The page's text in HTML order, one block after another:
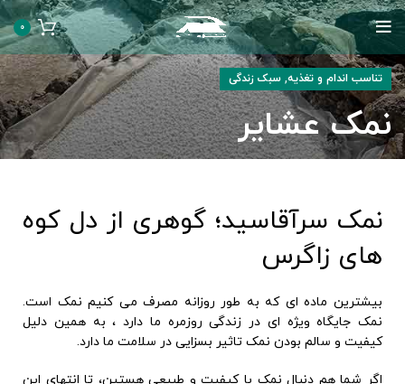
0
تناسب اندام و تغذیه, سبک زندگی
نمک عشایر
نمک سرآقاسید؛ گوهری از دل کوه
های زاگرس
بیشترین ماده ای که به طور روزانه مصرف می کنیم نمک است.
نمک جایگاه ویژه ای در زندگی روزمره ما دارد ، به همین دلیل
کیفیت و سالم بودن نمک تاثیر بسزایی در سلامت ما دارد.
اگر شما هم دنبال نمک با کیفیت و طبیعی هستین، تا انتهای این